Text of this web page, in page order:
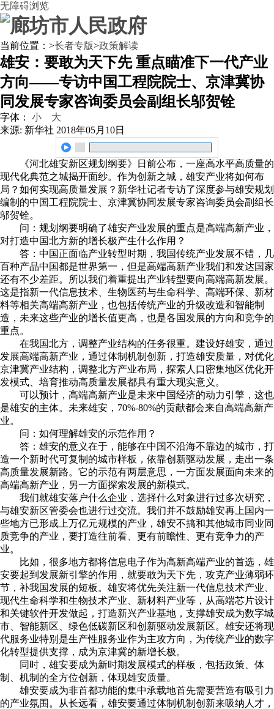
无障碍浏览
当前位置： >长者专版>政策解读
雄安：要敢为天下先 重点瞄准下一代产业
方向——专访中国工程院院士、京津冀协
同发展专家咨询委员会副组长邬贺铨
字体： 小
大
来源: 新华社 2018年05月10日
《河北雄安新区规划纲要》日前公布，一座高水平高质量的
现代化典范之城揭开面纱。作为创新之城，雄安产业将如何布
局？如何实现高质量发展？新华社记者专访了深度参与雄安规划
编制的中国工程院院士、京津冀协同发展专家咨询委员会副组长
邬贺铨。
问：规划纲要明确了雄安产业发展的重点是高端高新产业，
对打造中国北方新的增长极产生什么作用？
答：中国正面临产业转型时期，我国传统产业发展不错，几
百种产品中国都是世界第一，但是高端高新产业我们和发达国家
还有不少差距。所以我们着重提出产业转型要向高端高新发展。
这是指新一代信息技术、生物医药与生命科学、高端环保、新材
料等相关高端高新产业，也包括传统产业的升级改造和智能制
造，未来这些产业的增长值更高，也是各国发展的方向和竞争的
重点。
在我国北方，调整产业结构的任务很重。建设好雄安，通过
发展高端高新产业，通过体制机制创新，打造雄安质量，对优化
京津冀产业结构，调整北方产业布局，探索人口密集地区优化开
发模式、培育推动高质量发展都具有重大现实意义。
可以预计，高端高新产业是未来中国经济的动力引擎，这也
是雄安的主体。未来雄安，70%-80%的贡献都会来自高端高新产
业。
问：如何理解雄安的示范作用？
答：雄安的意义在于，能够在中国不沿海不靠边的城市，打
造一个新时代可复制的城市样板，依靠创新驱动发展，走出一条
高质量发展新路。它的示范有两层意思，一方面发展面向未来的
高端高新产业，另一方面探索发展的新模式。
我们就雄安落户什么企业，选择什么对象进行过多次研究，
与雄安新区管委会也进行过交流。我们并不鼓励雄安再上国内一
些地方已形成上万亿元规模的产业，雄安不搞和其他城市同业同
质竞争的产业，要打造往前看、更有前瞻性、更有竞争力的产
业。
比如，很多地方都将信息电子作为高新高端产业的首选，雄
安要起到发展新引擎的作用，就要敢为天下先，攻克产业薄弱环
节，补我国发展的短板。雄安将优先关注新一代信息技术产业、
现代生命科学和生物技术产业、新材料产业等，从高端芯片设计
和关键软件开发做起，打造新兴产业基地，支撑雄安成为数字城
市、智能新区、绿色低碳新区和创新驱动发展新区。雄安还将现
代服务业特别是生产性服务业作为主攻方向，为传统产业的数字
化转型提供支撑，成为京津冀的新增长极。
同时，雄安要成为新时期发展模式的样板，包括政策、体
制、机制的全方位创新，体现雄安质量。
雄安要成为非首都功能的集中承载地首先需要营造有吸引力
的产业氛围。从长远看，雄安要通过体制机制创新来吸纳人才，